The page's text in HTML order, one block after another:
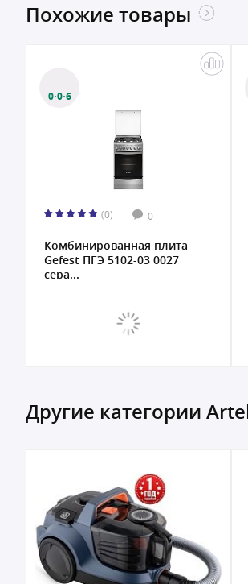
Похожие товары
0·0·6
(0) 0
Комбинированная плита
Gefest ПГЭ 5102-03 0027
сера...
Другие категории